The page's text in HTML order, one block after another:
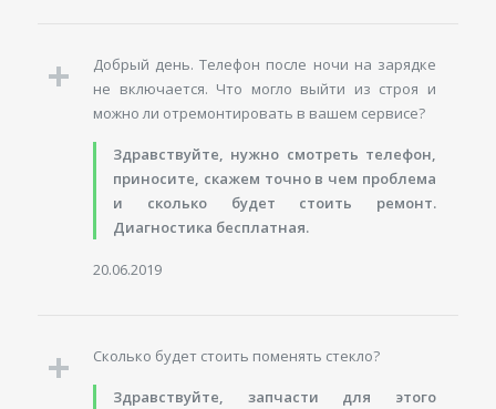
Добрый день. Телефон после ночи на зарядке
не включается. Что могло выйти из строя и
можно ли отремонтировать в вашем сервисе?
Здравствуйте, нужно смотреть телефон,
приносите, скажем точно в чем проблема
и сколько будет стоить ремонт.
Диагностика бесплатная.
20.06.2019
Сколько будет стоить поменять стекло?
Здравствуйте, запчасти для этого